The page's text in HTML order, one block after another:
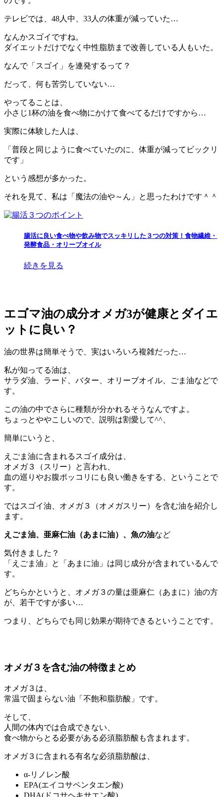
テレビでは、 48人中、33人の体重が減っていた…
なんかスゴイですね。
ダイエットだけでなく 中性脂肪まで改善している人もいた。
なんで「スゴイ」を連発するって？
だって、何も苦労していない…
やってることは、
小さじ1杯の油を食べ物にかけて食べてるだけですから…
実際に体験した人は、
「普段と同じように食べていたのに、体重が減ってビックリ
です」
という感想が多かった。
それを見て、私は 「魔法の油や～ん」 と思ったわけです＾＾
腸活に良い食べ物や飲み物でスッキリした３つの対策！食物繊維・
発酵食品・オリーブオイル
続きを見る
エゴマ油の成分オメガ3が健康とダイエ
ットに良い？
油の世界は簡単そうで、実はいろいろ複雑だった…
私が知ってる油は、
サラダ油、ラード、バター、オリーブオイル、ごま油などで
す。
この油の中でさらに種類が分かれるそうなんですよ。
ちょっとややこしいので、説明は割愛して^^、
簡単にいうと、
えごま油に含まれるスゴイ成分は、
オメガ３（スリー）と言われ、
血の巡りやお腹ポッコリにも良い働きをする 、ということで
す。
ではスゴイ油、オメガ３（オメガスリー）を含む油を紹介し
ます。
えごま油、亜麻仁油（あまに油）、魚の油など
気付きました？
「えごま油」と「あまに油」は同じ成分が含まれているんで
す。
どちらかというと、オメガ３の量は亜麻仁（あまに）油の方
が、若干ですが多い…
つまり、どちらでも 同じ効果が期待できる ということです。
オメガ３を含む油の特徴まとめ
オメガ３は、
常温で固まらない油「不飽和脂肪酸」です。
そして、
人間の体内では合成できない、
食べ物からとる必要がある必須脂肪酸 も含まれます。
オメガ３に含まれる有名な必須脂肪酸は、
α-リノレン酸
EPA(エイコサペンタエン酸)